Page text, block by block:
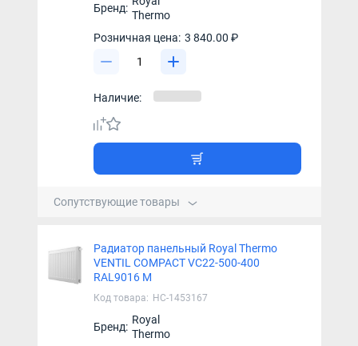
Бренд:
Thermo
Розничная цена: 3 840.00 ₽
Наличие:
Сопутствующие товары
Радиатор панельный Royal Thermo
VENTIL COMPACT VC22-500-400
RAL9016 M
Код товара: НС-1453167
Бренд:
Royal
Thermo